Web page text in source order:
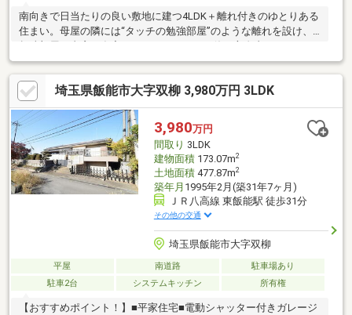
南向きで日当たりの良い敷地に建つ4LDK＋離れ付きのゆとりある
住まい。母屋の隣には“タッチの勉強部屋”のような離れを設け、
完備で快適に過ごせます！建物は全室南向きに配置され、明るく
開放的な空間が広がります。LDKからは庭を望め、家族の笑顔が
集まる心地よい時間を演出。敷地内は車4台分のゆとりある駐車ス
ペースを確保し、来客や複数台所有のご家庭にも安心です。陽当
たり・風通し・収納すべてにゆとりを感じる、上質な一邸です。
埼玉県飯能市大字双柳 3,980万円 3LDK
3,980万円
間取り 3LDK
建物面積173.07m2
土地面積477.87m2
築年月 1995年2月(築31年7ヶ月)
ＪＲ八高線 東飯能駅 徒歩31分
その他の交通
埼玉県飯能市大字双柳
平屋 南道路
駐車場あり
駐車2台
システムキッチン 所有権
【おすすめポイント！】■平家住宅■電動シャッター付きガレージ